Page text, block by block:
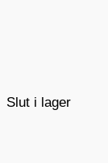
Slut i lager